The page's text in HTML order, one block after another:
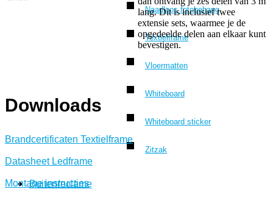
Naadloos fotobehang
Textielframe
Vloermatten
Whiteboard
Whiteboard sticker
Zitzak
Buitenreclame
lang. Dit is inclusief twee
extensie sets, waarmee je de
opgedeelde delen aan elkaar kunt
bevestigen.
Downloads
Brandcertificaten Textielframe
Datasheet Ledframe
Montage instructies